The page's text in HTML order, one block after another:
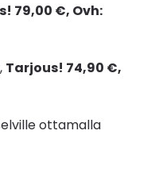
79,00 €, Ovh:
Tarjous! 74,90 €,
ottamalla